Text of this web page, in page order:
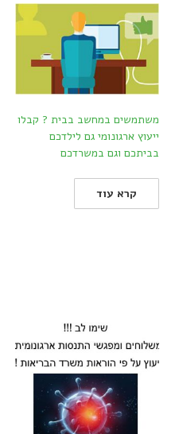
משתמשים במחשב בבית ? קבלו
ייעוץ ארגונומי גם לילדכם
בביתכם וגם במשרדכם
קרא עוד